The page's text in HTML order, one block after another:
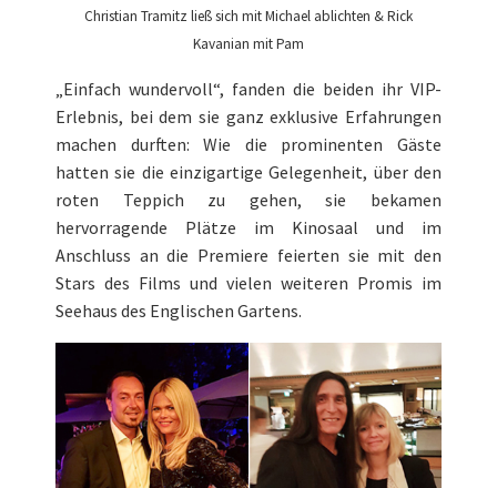
Christian Tramitz ließ sich mit Michael ablichten & Rick
Kavanian mit Pam
„Einfach wundervoll“, fanden die beiden ihr VIP-
Erlebnis, bei dem sie ganz exklusive Erfahrungen
machen durften: Wie die prominenten Gäste
hatten sie die einzigartige Gelegenheit, über den
roten Teppich zu gehen, sie bekamen
hervorragende Plätze im Kinosaal und im
Anschluss an die Premiere feierten sie mit den
Stars des Films und vielen weiteren Promis im
Seehaus des Englischen Gartens.